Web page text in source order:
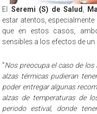
El Seremi (S) de Salud
estar atentos,
que en estos casos,
sensibles a los efectos de un
“Nos preocupa el caso de
alzas térmicas pudieran
poder entregar algunas
alzas de temperaturas de
periodo estival, donde